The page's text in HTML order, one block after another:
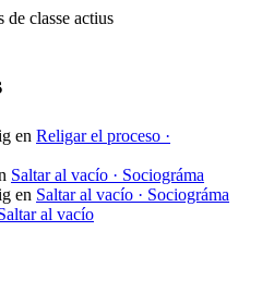
de classe actius
en Religar el proceso ·
Saltar al vacío · Sociográma
en Saltar al vacío · Sociográma
al vacío